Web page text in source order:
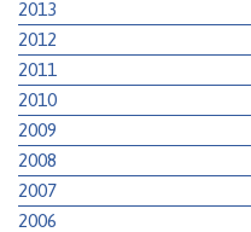
2013
2012
2011
2010
2009
2008
2007
2006